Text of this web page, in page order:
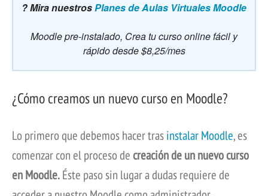
? Mira nuestrosPlanes de Aulas Virtuales Moodle
Moodle pre-instalado, Crea tu curso online fácil y
rápido desde $8,25/mes
¿Cómo creamos un nuevo curso en Moodle?
Lo primero que debemos hacer trasinstalar Moodle, es
comenzar con el proceso decreación de un nuevo curso
en Moodle.Éste paso sin lugar a dudas requiere de